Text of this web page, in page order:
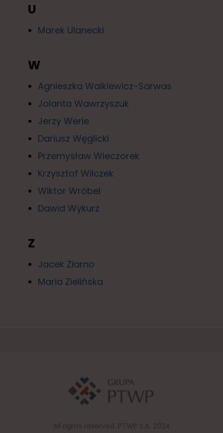
U
Marek Ulanecki
W
Agnieszka Walkiewicz-Sarwas
Jolanta Wawrzyszuk
Jerzy Werle
Dariusz Węglicki
Przemysław Wieczorek
Krzysztof Wilczek
Wiktor Wróbel
Dawid Wykurz
Z
Jacek Ziarno
Maria Zielińska